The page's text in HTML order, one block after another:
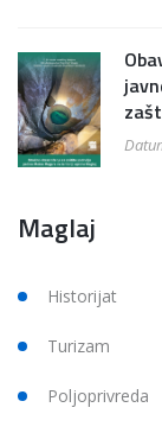
Maglaj
Historijat
Turizam
Poljoprivreda